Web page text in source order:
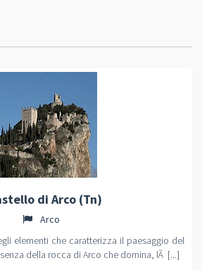
di Arco (Tn)
Arco
elementi che caratterizza il paesaggio del
della rocca di Arco che domina, lÃ [...]